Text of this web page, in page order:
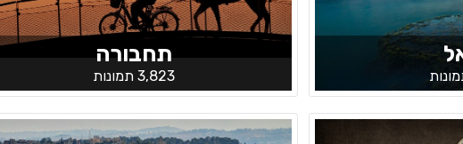
תחבורה
3,823 תמונות